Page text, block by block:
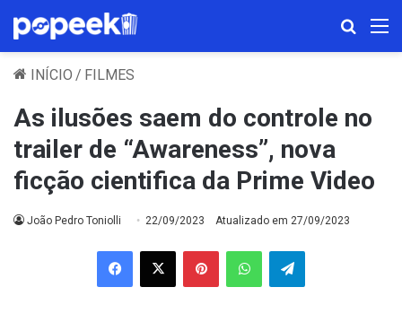
INÍCIO / FILMES
As ilusões saem do controle no
trailer de “Awareness”, nova
ficção cientifica da Prime Video
João Pedro Toniolli 22/09/2023 Atualizado em 27/09/2023
Facebook
X PinterestWhatsAppTelegram